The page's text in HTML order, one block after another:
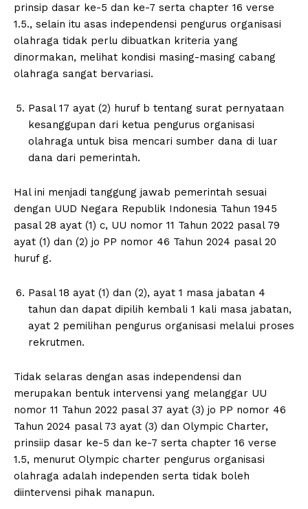
prinsip dasar ke-5 dan ke-7 serta chapter 16 verse
1.5., selain itu asas independensi pengurus organisasi
olahraga tidak perlu dibuatkan kriteria yang
dinormakan, melihat kondisi masing-masing cabang
olahraga sangat bervariasi.
Pasal 17 ayat (2) huruf b tentang surat pernyataan
kesanggupan dari ketua pengurus organisasi
olahraga untuk bisa mencari sumber dana di luar
dana dari pemerintah.
Hal ini menjadi tanggung jawab pemerintah sesuai
dengan UUD Negara Republik Indonesia Tahun 1945
pasal 28 ayat (1) c, UU nomor 11 Tahun 2022 pasal 79
ayat (1) dan (2) jo PP nomor 46 Tahun 2024 pasal 20
huruf g.
Pasal 18 ayat (1) dan (2), ayat 1 masa jabatan 4
tahun dan dapat dipilih kembali 1 kali masa jabatan,
ayat 2 pemilihan pengurus organisasi melalui proses
rekrutmen.
Tidak selaras dengan asas independensi dan
merupakan bentuk intervensi yang melanggar UU
nomor 11 Tahun 2022 pasal 37 ayat (3) jo PP nomor 46
Tahun 2024 pasal 73 ayat (3) dan Olympic Charter,
prinsiip dasar ke-5 dan ke-7 serta chapter 16 verse
1.5, menurut Olympic charter pengurus organisasi
olahraga adalah independen serta tidak boleh
diintervensi pihak manapun.